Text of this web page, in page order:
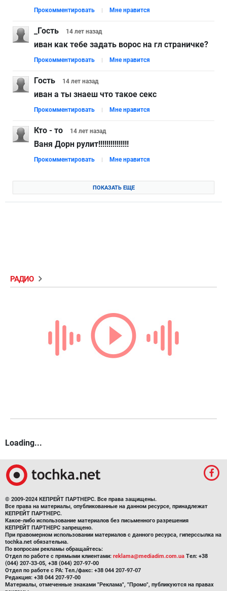
Прокомментировать Мне нравится
_Гость 14 лет назад
иван как тебе задать ворос на гл страничке?
Прокомментировать Мне нравится
Гость 14 лет назад
иван а ты знаеш что такое секс
Прокомментировать Мне нравится
Кто - то 14 лет назад
Ваня Дорн рулит!!!!!!!!!!!!!!!
Прокомментировать Мне нравится
ПОКАЗАТЬ ЕЩЕ
РАДИО
Loading...
© 2009-2024 КЕПРЕЙТ ПАРТНЕРС. Все права защищены.
Все права на материалы, опубликованные на данном ресурсе, принадлежат
КЕПРЕЙТ ПАРТНЕРС.
Какое-либо использование материалов без письменного разрешения
КЕПРЕЙТ ПАРТНЕРС запрещено.
При правомерном использовании материалов с данного ресурса, гиперссылка на
tochka.net обязательна.
По вопросам рекламы обращайтесь:
Отдел по работе с прямыми клиентами: reklama@mediadim.com.ua Тел: +38
(044) 207-33-05, +38 (044) 207-97-00
Отдел по работе с РА: Тел./факс: +38 044 207-97-07
Редакция: +38 044 207-97-00
Материалы, отмеченные знаками "Реклама", "Промо", публикуются на правах